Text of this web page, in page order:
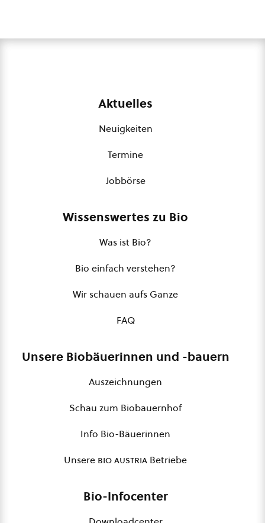
Aktuelles
Neuigkeiten
Termine
Jobbörse
Wissenswertes zu Bio
Was ist Bio?
Bio einfach verstehen?
Wir schauen aufs Ganze
FAQ
Unsere Biobäuerinnen und -bauern
Auszeichnungen
Schau zum Biobauernhof
Info Bio-Bäuerinnen
Unsere bio austria Betriebe
Bio-Infocenter